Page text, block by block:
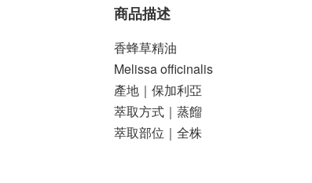
商品描述
香蜂草精油
Melissa officinalis
產地｜保加利亞
萃取方式｜蒸餾
萃取部位｜全株